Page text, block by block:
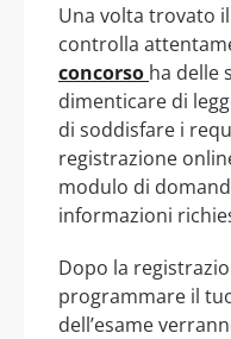
Una volta trovato
controlla
concorso ha delle
dimenticare di
di soddisfare i
registrazione
modulo di
informazioni
Dopo la
programmare il
dell’esame